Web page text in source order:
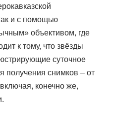
и с помощью
объективом, где
к тому, что звёзды
суточное
получения снимков – от
конечно же,